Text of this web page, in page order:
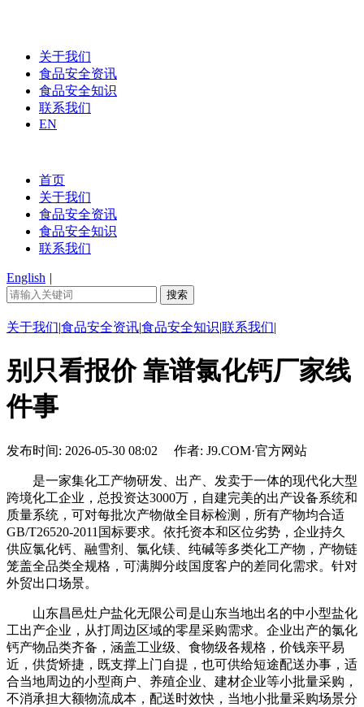
关于我们
食品安全资讯
食品安全知识
联系我们
EN
首页
关于我们
食品安全资讯
食品安全知识
联系我们
English |
关于我们|食品安全资讯|食品安全知识|联系我们|
别只看报价 靠谱氯化钙厂家线
件事
发布时间: 2026-05-30 08:02 作者: J9.COM·官方网站
是一家集化工产物研发、出产、发卖于一体的现代化大型
跨境化工企业，总投资达3000万，自建完美的出产设备系统和
质量系统，可对每批次产物做全目标检测，所有产物均合适
GB/T26520-2011国标要求。依托资本和区位劣势，企业持久
供应氯化钙、融雪剂、氯化镁、纯碱等多类化工产物，产物链
笼盖全品类全规格，可满脚分歧国度客户的差同化需求。针对
外贸出口场景。
山东昌邑灶户盐化无限公司是山东当地出名的中小型盐化
工出产企业，从打周边区域的零星采购需求。企业出产的氯化
钙产物品类齐备，涵盖工业级、食物级各规格，价钱亲平易
近，供货矫捷，既支撑上门自提，也可供给短途配送办事，适
合当地周边的小型商户、养殖企业、建材企业等小批量采购，
不消承担大额物流成本，配送时效快，当地小批量采购场景分